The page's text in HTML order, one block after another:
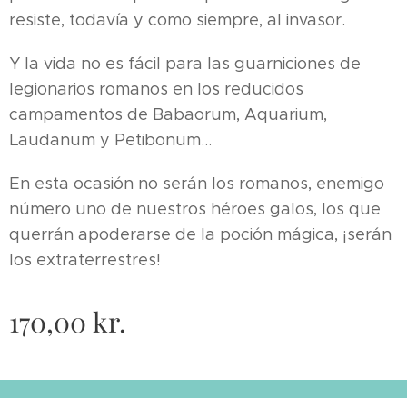
resiste, todavía y como siempre, al invasor.
Y la vida no es fácil para las guarniciones de
legionarios romanos en los reducidos
campamentos de Babaorum, Aquarium,
Laudanum y Petibonum...
En esta ocasión no serán los romanos, enemigo
número uno de nuestros héroes galos, los que
querrán apoderarse de la poción mágica, ¡serán
los extraterrestres!
170,00 kr.